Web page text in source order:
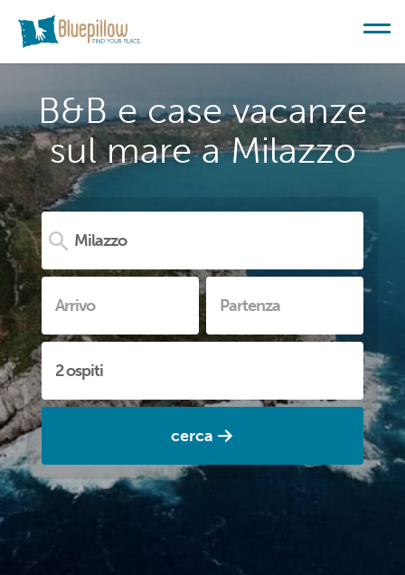
B&B e case vacanze
sul mare a Milazzo
cerca